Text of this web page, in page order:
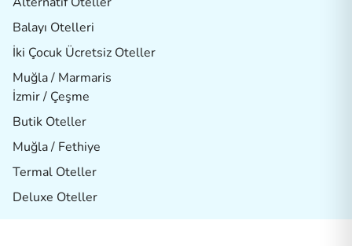
Balayı Otelleri
İki Çocuk Ücretsiz Oteller
Muğla / Marmaris
İzmir / Çeşme
Butik Oteller
Muğla / Fethiye
Termal Oteller
Deluxe Oteller